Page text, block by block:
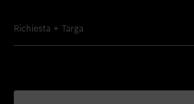
Richiesta + Targa